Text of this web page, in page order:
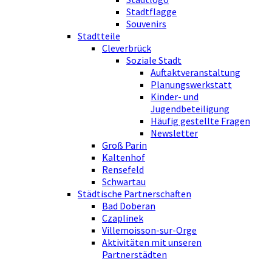
Stadtflagge
Souvenirs
Stadtteile
Cleverbrück
Soziale Stadt
Auftaktveranstaltung
Planungswerkstatt
Kinder- und
Jugendbeteiligung
Häufig gestellte Fragen
Newsletter
Groß Parin
Kaltenhof
Rensefeld
Schwartau
Städtische Partnerschaften
Bad Doberan
Czaplinek
Villemoisson-sur-Orge
Aktivitäten mit unseren
Partnerstädten